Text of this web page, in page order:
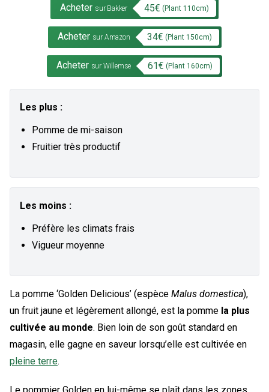
Acheter sur Bakker 45€ (Plant 110cm)
Acheter sur Amazon 34€ (Plant 150cm)
Acheter sur Willemse 61€ (Plant 160cm)
Les plus :
Pomme de mi-saison
Fruitier très productif
Les moins :
Préfère les climats frais
Vigueur moyenne
La pomme ‘Golden Delicious’ (espèce Malus domestica),
un fruit jaune et légèrement allongé, est la pomme la plus
cultivée au monde. Bien loin de son goût standard en
magasin, elle gagne en saveur lorsqu’elle est cultivée en
pleine terre.